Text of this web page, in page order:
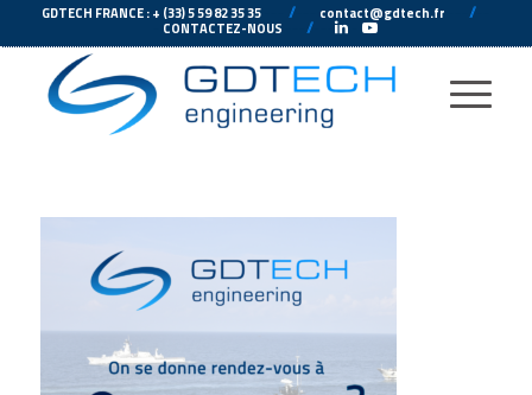
GDTECH FRANCE : + (33) 5 59 82 35 35 //--- contact@gdtech.fr //--
CONTACTEZ-NOUS ---// ---